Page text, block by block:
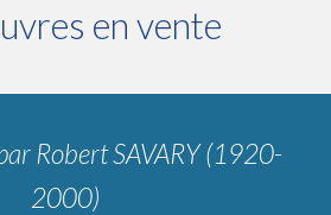
en vente
Robert SAVARY (1920-
2000)